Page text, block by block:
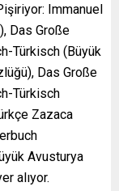
Immanuel
Das Große
Türkisch (Büyük
Das Große
Türkisch
Zazaca
Avusturya
alıyor.